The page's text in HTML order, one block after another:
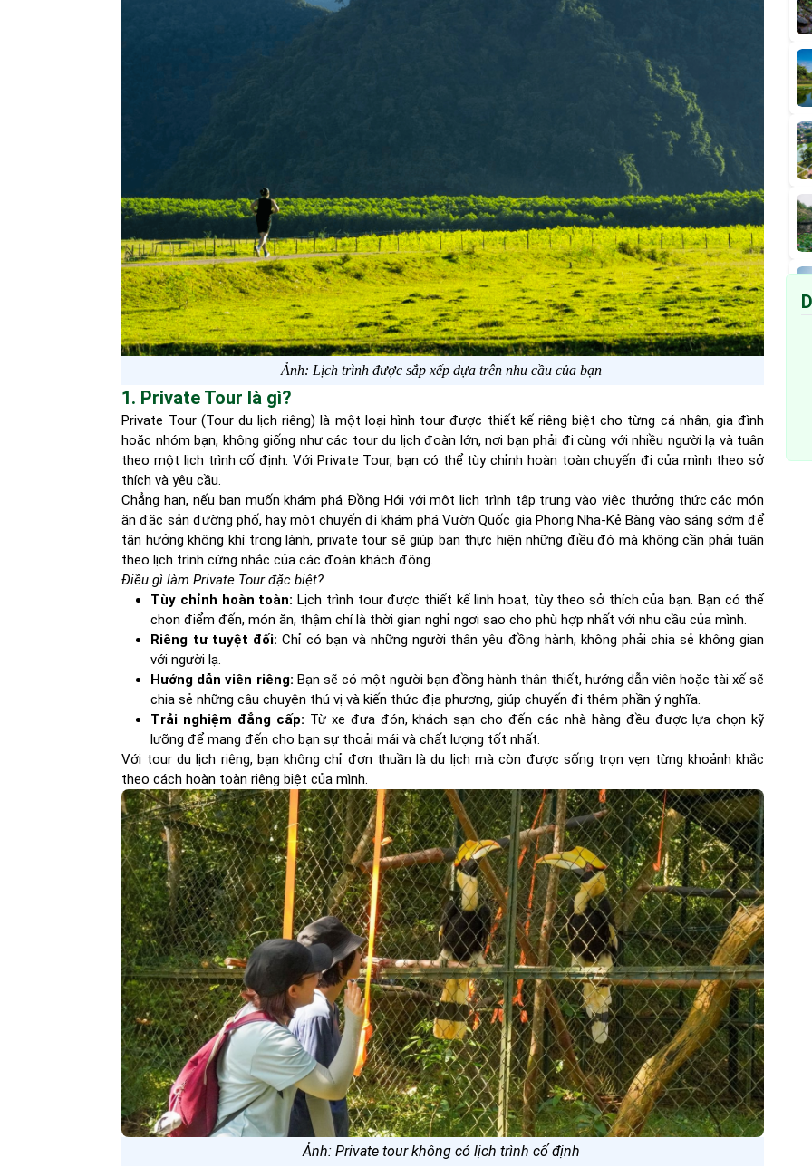
Ảnh: Lịch trình được sắp xếp dựa trên nhu cầu của bạn
1. Private Tour là gì?
Private Tour (Tour du lịch riêng) là một loại hình tour được thiết kế riêng biệt cho từng cá nhân, gia đình
hoặc nhóm bạn, không giống như các tour du lịch đoàn lớn, nơi bạn phải đi cùng với nhiều người lạ và tuân
theo một lịch trình cố định. Với Private Tour, bạn có thể tùy chỉnh hoàn toàn chuyến đi của mình theo sở
thích và yêu cầu.
Chẳng hạn, nếu bạn muốn khám phá Đồng Hới với một lịch trình tập trung vào việc thưởng thức các món
ăn đặc sản đường phố, hay một chuyến đi khám phá Vườn Quốc gia Phong Nha-Kẻ Bàng vào sáng sớm để
tận hưởng không khí trong lành, private tour sẽ giúp bạn thực hiện những điều đó mà không cần phải tuân
theo lịch trình cứng nhắc của các đoàn khách đông.
Điều gì làm Private Tour đặc biệt?
Tùy chỉnh hoàn toàn: Lịch trình tour được thiết kế linh hoạt, tùy theo sở thích của bạn. Bạn có thể
chọn điểm đến, món ăn, thậm chí là thời gian nghỉ ngơi sao cho phù hợp nhất với nhu cầu của mình.
Riêng tư tuyệt đối: Chỉ có bạn và những người thân yêu đồng hành, không phải chia sẻ không gian
với người lạ.
Hướng dẫn viên riêng: Bạn sẽ có một người bạn đồng hành thân thiết, hướng dẫn viên hoặc tài xế sẽ
chia sẻ những câu chuyện thú vị và kiến thức địa phương, giúp chuyến đi thêm phần ý nghĩa.
Trải nghiệm đẳng cấp: Từ xe đưa đón, khách sạn cho đến các nhà hàng đều được lựa chọn kỹ
lưỡng để mang đến cho bạn sự thoải mái và chất lượng tốt nhất.
Với tour du lịch riêng, bạn không chỉ đơn thuần là du lịch mà còn được sống trọn vẹn từng khoảnh khắc
theo cách hoàn toàn riêng biệt của mình.
Ảnh: Private tour không có lịch trình cố định